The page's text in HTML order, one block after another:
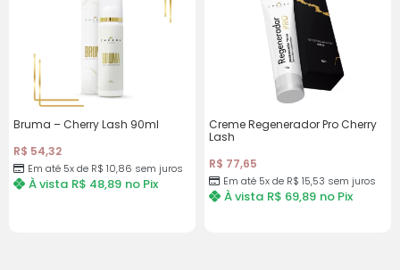
Bruma – Cherry Lash 90ml
R$ 54,32
Em até 5x de R$ 10,86 sem juros
À vista R$ 48,89 no Pix
Creme Regenerador Pro Cherry
Lash
R$ 77,65
Em até 5x de R$ 15,53 sem juros
À vista R$ 69,89 no Pix